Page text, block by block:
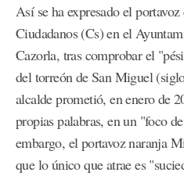
Así se ha expresado el
Ciudadanos (Cs) en el
Cazorla, tras comprobar el
del torreón de San Miguel
alcalde prometió, en enero de
propias palabras, en un "foco
embargo, el portavoz naranja
que lo único que atrae es